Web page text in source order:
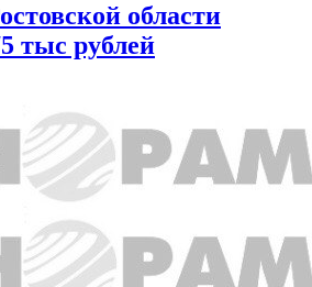
области
тыс рублей